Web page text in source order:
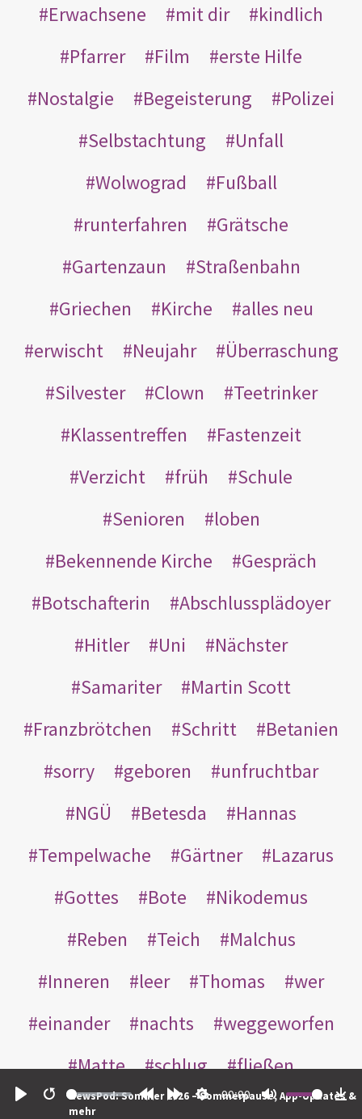
Restart
00:00
NewsPod: Sommer 2026 – Sommerpause, App-Updates &
mehr
Erwachsene
mit dir
kindlich
Pfarrer
Film
erste Hilfe
Nostalgie
Begeisterung
Polizei
Selbstachtung
Unfall
Wolwograd
Fußball
runterfahren
Grätsche
Gartenzaun
Straßenbahn
Griechen
Kirche
alles neu
erwischt
Neujahr
Überraschung
Silvester
Clown
Teetrinker
Klassentreffen
Fastenzeit
Verzicht
früh
Schule
Senioren
loben
Bekennende Kirche
Gespräch
Botschafterin
Abschlussplädoyer
Hitler
Uni
Nächster
Samariter
Martin Scott
Franzbrötchen
Schritt
Betanien
sorry
geboren
unfruchtbar
NGÜ
Betesda
Hannas
Tempelwache
Gärtner
Lazarus
Gottes
Bote
Nikodemus
Reben
Teich
Malchus
Inneren
leer Thomas
wer
einander
nachts
weggeworfen
Matte
schlug
fließen
Rabbuni
Martha Opferlamm